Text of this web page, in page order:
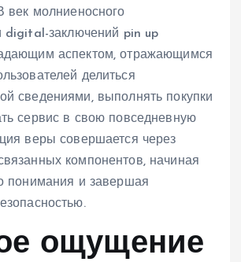
век молниеносного
digital-заключений pin up
аспектом, отражающимся
делиться
сведениями, выполнять покупки
сервис в свою повседневную
веры совершается через
компонентов, начиная
понимания и завершая
ощущение